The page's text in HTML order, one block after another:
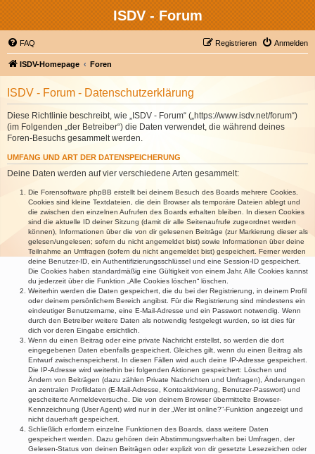
ISDV - Forum
FAQ Anmelden
Registrieren
ISDV-Homepage Foren
ISDV - Forum - Datenschutzerklärung
Diese Richtlinie beschreibt, wie „ISDV - Forum“ („https://www.isdv.net/forum“)
(im Folgenden „der Betreiber“) die Daten verwendet, die während deines
Foren-Besuchs gesammelt werden.
UMFANG UND ART DER DATENSPEICHERUNG
Deine Daten werden auf vier verschiedene Arten gesammelt:
Die Forensoftware phpBB erstellt bei deinem Besuch des Boards mehrere Cookies.
Cookies sind kleine Textdateien, die dein Browser als temporäre Dateien ablegt und
die zwischen den einzelnen Aufrufen des Boards erhalten bleiben. In diesen Cookies
sind die aktuelle ID deiner Sitzung (damit dir alle Seitenaufrufe zugeordnet werden
können), Informationen über die von dir gelesenen Beiträge (zur Markierung dieser als
gelesen/ungelesen; sofern du nicht angemeldet bist) sowie Informationen über deine
Teilnahme an Umfragen (sofern du nicht angemeldet bist) gespeichert. Ferner werden
deine Benutzer-ID, ein Authentifizierungsschlüssel und eine Session-ID gespeichert.
Die Cookies haben standardmäßig eine Gültigkeit von einem Jahr. Alle Cookies kannst
du jederzeit über die Funktion „Alle Cookies löschen“ löschen.
Weiterhin werden die Daten gespeichert, die du bei der Registrierung, in deinem Profil
oder deinem persönlichem Bereich angibst. Für die Registrierung sind mindestens ein
eindeutiger Benutzername, eine E-Mail-Adresse und ein Passwort notwendig. Wenn
durch den Betreiber weitere Daten als notwendig festgelegt wurden, so ist dies für
dich vor deren Eingabe ersichtlich.
Wenn du einen Beitrag oder eine private Nachricht erstellst, so werden die dort
eingegebenen Daten ebenfalls gespeichert. Gleiches gilt, wenn du einen Beitrag als
Entwurf zwischenspeicherst. In diesen Fällen wird auch deine IP-Adresse gespeichert.
Die IP-Adresse wird weiterhin bei folgenden Aktionen gespeichert: Löschen und
Ändern von Beiträgen (dazu zählen Private Nachrichten und Umfragen), Änderungen
an zentralen Profildaten (E-Mail-Adresse, Kontoaktivierung, Benutzer-Passwort) und
gescheiterte Anmeldeversuche. Die von deinem Browser übermittelte Browser-
Kennzeichnung (User Agent) wird nur in der „Wer ist online?“-Funktion angezeigt und
nicht dauerhaft gespeichert.
Schließlich erfordern einzelne Funktionen des Boards, dass weitere Daten
gespeichert werden. Dazu gehören dein Abstimmungsverhalten bei Umfragen, der
Gelesen-Status von deinen Beiträgen oder explizit von dir gesetzte Lesezeichen oder